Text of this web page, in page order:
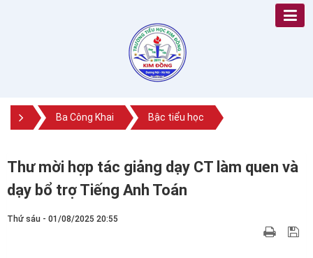
Ba Công Khai Bậc tiểu học
Thư mời hợp tác giảng dạy CT làm quen và
dạy bổ trợ Tiếng Anh Toán
Thứ sáu - 01/08/2025 20:55